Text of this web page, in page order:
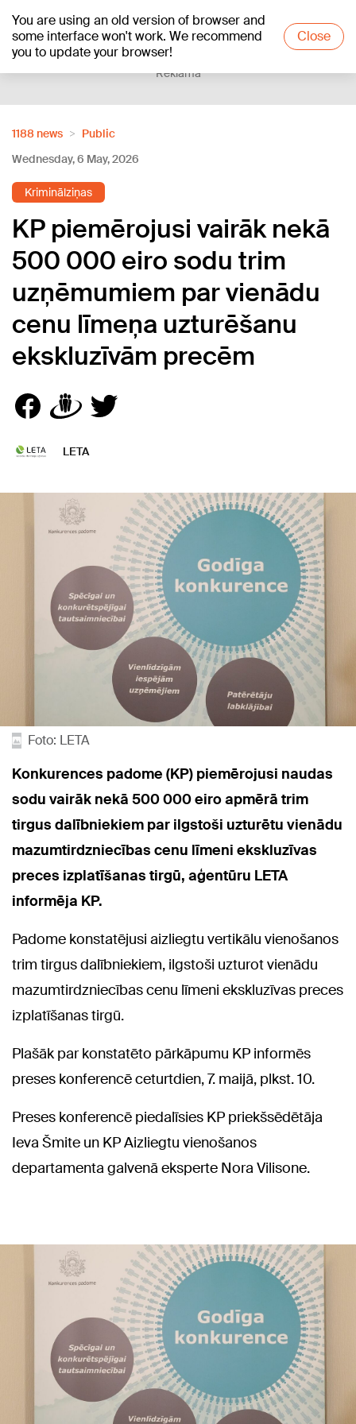
You are using an old version of browser and
some interface won't work. We recommend
you to update your browser!
Close
+15°C
Reklāma
1188 news
Public
Wednesday, 6 May, 2026
Kriminālziņas
KP piemērojusi vairāk nekā
500 000 eiro sodu trim
uzņēmumiem par vienādu
cenu līmeņa uzturēšanu
ekskluzīvām precēm
LETA
Foto: LETA
Konkurences padome (KP) piemērojusi naudas
sodu vairāk nekā 500 000 eiro apmērā trim
tirgus dalībniekiem par ilgstoši uzturētu vienādu
mazumtirdzniecības cenu līmeni ekskluzīvas
preces izplatīšanas tirgū, aģentūru LETA
informēja KP.
Padome konstatējusi aizliegtu vertikālu vienošanos
trim tirgus dalībniekiem, ilgstoši uzturot vienādu
mazumtirdzniecības cenu līmeni ekskluzīvas preces
izplatīšanas tirgū.
Plašāk par konstatēto pārkāpumu KP informēs
preses konferencē ceturtdien, 7. maijā, plkst. 10.
Preses konferencē piedalīsies KP priekšsēdētāja
Ieva Šmite un KP Aizliegtu vienošanos
departamenta galvenā eksperte Nora Vilisone.